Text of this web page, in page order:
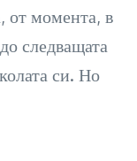
от момента, в
следващата
си. Но